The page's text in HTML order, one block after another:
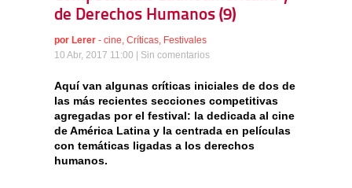
de Derechos Humanos (9)
por Lerer - cine, Críticas, Festivales
10 Abr, 2017 11:00 | Sin comentarios
Aquí van algunas críticas iniciales de dos de
las más recientes secciones competitivas
agregadas por el festival: la dedicada al cine
de América Latina y la centrada en películas
con temáticas ligadas a los derechos
humanos.